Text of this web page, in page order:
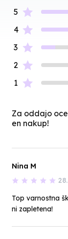
5
4
3
2
1
Za oddajo
en nakup!
Nina M
Top varnostna
ni zapletena!